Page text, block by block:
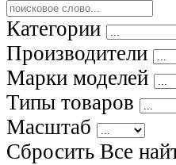
Категории
Производители
Марки моделей
Типы товаров
Масштаб
Сбросить Все